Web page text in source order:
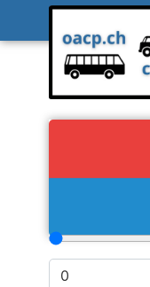
CZV / ADR